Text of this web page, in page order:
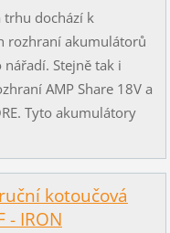
trhu dochází k
rozhraní akumulátorů
Stejně tak i
AMP Share 18V a
Tyto akumulátory
kotoučová
- IRON